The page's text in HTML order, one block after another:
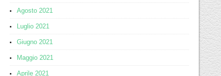
Agosto 2021
Luglio 2021
Giugno 2021
Maggio 2021
Aprile 2021